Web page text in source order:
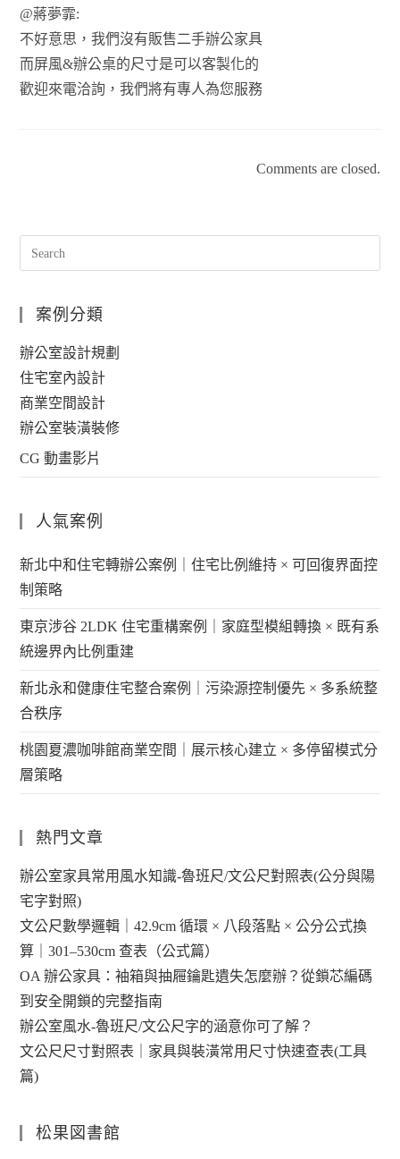
@蔣夢霏:
不好意思，我們沒有販售二手辦公家具
而屏風&辦公桌的尺寸是可以客製化的
歡迎來電洽詢，我們將有專人為您服務
Comments are closed.
案例分類
辦公室設計規劃
住宅室內設計
商業空間設計
辦公室裝潢裝修
CG 動畫影片
人氣案例
新北中和住宅轉辦公案例｜住宅比例維持 × 可回復界面控
制策略
東京涉谷 2LDK 住宅重構案例｜家庭型模組轉換 × 既有系
統邊界內比例重建
新北永和健康住宅整合案例｜污染源控制優先 × 多系統整
合秩序
桃園夏濃咖啡館商業空間｜展示核心建立 × 多停留模式分
層策略
熱門文章
辦公室家具常用風水知識-魯班尺/文公尺對照表(公分與陽
宅字對照)
文公尺數學邏輯｜42.9cm 循環 × 八段落點 × 公分公式換
算｜301–530cm 查表（公式篇）
OA 辦公家具：袖箱與抽屜鑰匙遺失怎麼辦？從鎖芯編碼
到安全開鎖的完整指南
辦公室風水-魯班尺/文公尺字的涵意你可了解？
文公尺尺寸對照表｜家具與裝潢常用尺寸快速查表(工具
篇)
松果図書館